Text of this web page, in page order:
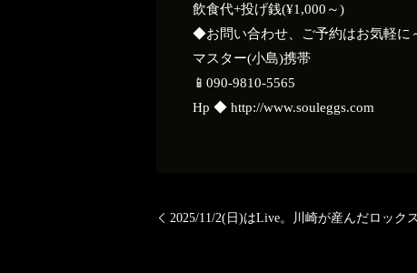
飲食代+投げ銭(¥1,000～)
◆お問い合わせ、ご予約はお気軽に
マスター(小島)携帯
📱090-9810-5565
Hp ◆ http://www.souleggs.com
2025/11/2(日)はLive。川崎が産んだロック